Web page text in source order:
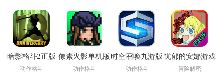
暗影格斗2正版
下载安装
动作格斗
像素火影单机版
下载安装
动作格斗
时空召唤九游版
动作格斗
忧郁的安娜游戏
冒险解密